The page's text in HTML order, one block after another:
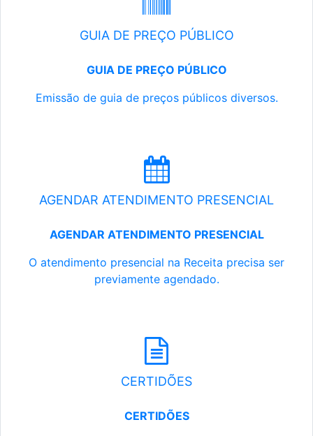
GUIA DE PREÇO PÚBLICO
GUIA DE PREÇO PÚBLICO
Emissão de guia de preços públicos diversos.
AGENDAR ATENDIMENTO PRESENCIAL
AGENDAR ATENDIMENTO PRESENCIAL
O atendimento presencial na Receita precisa ser
previamente agendado.
CERTIDÕES
CERTIDÕES